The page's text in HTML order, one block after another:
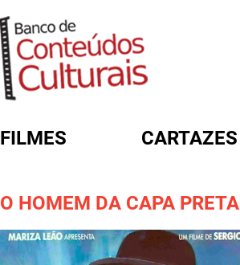
FILMES CARTAZES
O HOMEM DA CAPA PRETA